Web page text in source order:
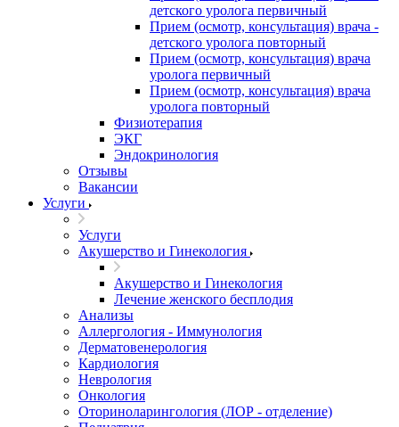
детского уролога первичный
Прием (осмотр, консультация) врача -
детского уролога повторный
Прием (осмотр, консультация) врача
уролога первичный
Прием (осмотр, консультация) врача
уролога повторный
Физиотерапия
ЭКГ
Эндокринология
Отзывы
Вакансии
Услуги
Услуги
Акушерство и Гинекология
Акушерство и Гинекология
Лечение женского бесплодия
Анализы
Аллергология - Иммунология
Дерматовенерология
Кардиология
Неврология
Онкология
Оториноларингология (ЛОР - отделение)